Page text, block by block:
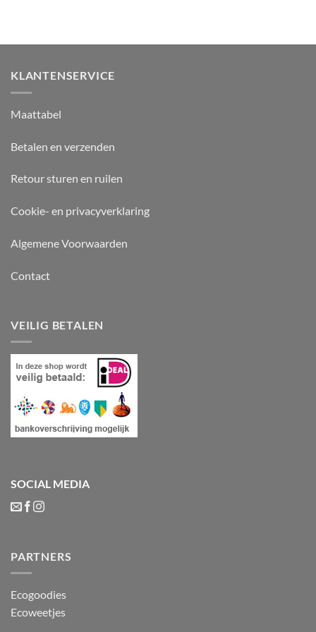
KLANTENSERVICE
Maattabel
Betalen en verzenden
Retour sturen en ruilen
Cookie- en privacyverklaring
Algemene Voorwaarden
Contact
VEILIG BETALEN
SOCIAL MEDIA
PARTNERS
Ecogoodies
Ecoweetjes